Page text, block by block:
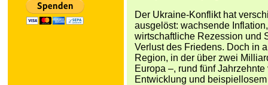
Der Ukraine-Konflikt hat
ausgelöst: wachsende
wirtschaftliche Rezession und
Verlust des Friedens. Doch in
Region, in der über zwei
Europa –, rund fünf
Entwicklung und